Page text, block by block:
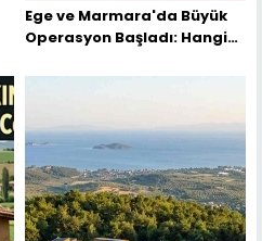
Ege ve Marmara'da Büyük
Operasyon Başladı: Hangi
Yıkılıyor?